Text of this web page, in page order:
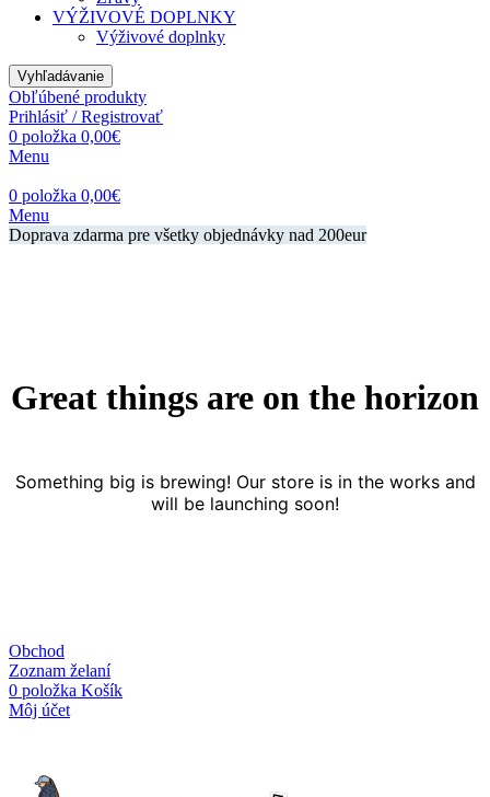
VÝŽIVOVÉ DOPLNKY
Výživové doplnky
Vyhľadávanie
Obľúbené produkty
Prihlásiť / Registrovať
0 položka 0,00€
Menu
0 položka 0,00€
Menu
Doprava zdarma pre všetky objednávky nad 200eur
Great things are on the horizon
Something big is brewing! Our store is in the works and
will be launching soon!
Obchod
Zoznam želaní
0 položka Košík
Môj účet